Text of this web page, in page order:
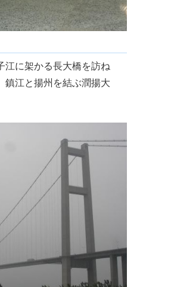
江に架かる長大橋を訪ね
江と揚州を結ぶ潤揚大